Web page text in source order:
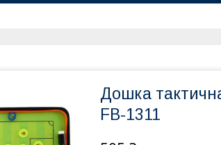
Дошка
FB-1311